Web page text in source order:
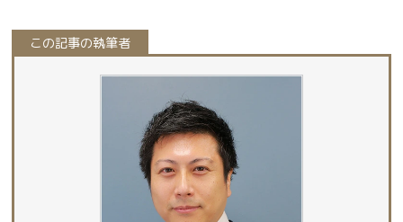
この記事の執筆者